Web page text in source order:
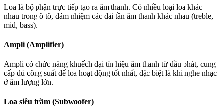
Loa là bộ phận trực tiếp tạo ra âm thanh. Có nhiều loại loa khác
nhau trong ô tô, đảm nhiệm các dải tần âm thanh khác nhau (treble,
mid, bass).
Ampli (Amplifier)
Ampli có chức năng khuếch đại tín hiệu âm thanh từ đầu phát, cung
cấp đủ công suất để loa hoạt động tốt nhất, đặc biệt là khi nghe nhạc
ở âm lượng lớn.
Loa siêu trầm (Subwoofer)